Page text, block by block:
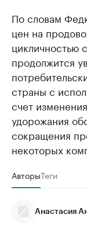
По словам
цен на
цикличностью
продолжится
страны с
счет
удорожания
сокращения
некоторых
АвторыТеги
Анастасия